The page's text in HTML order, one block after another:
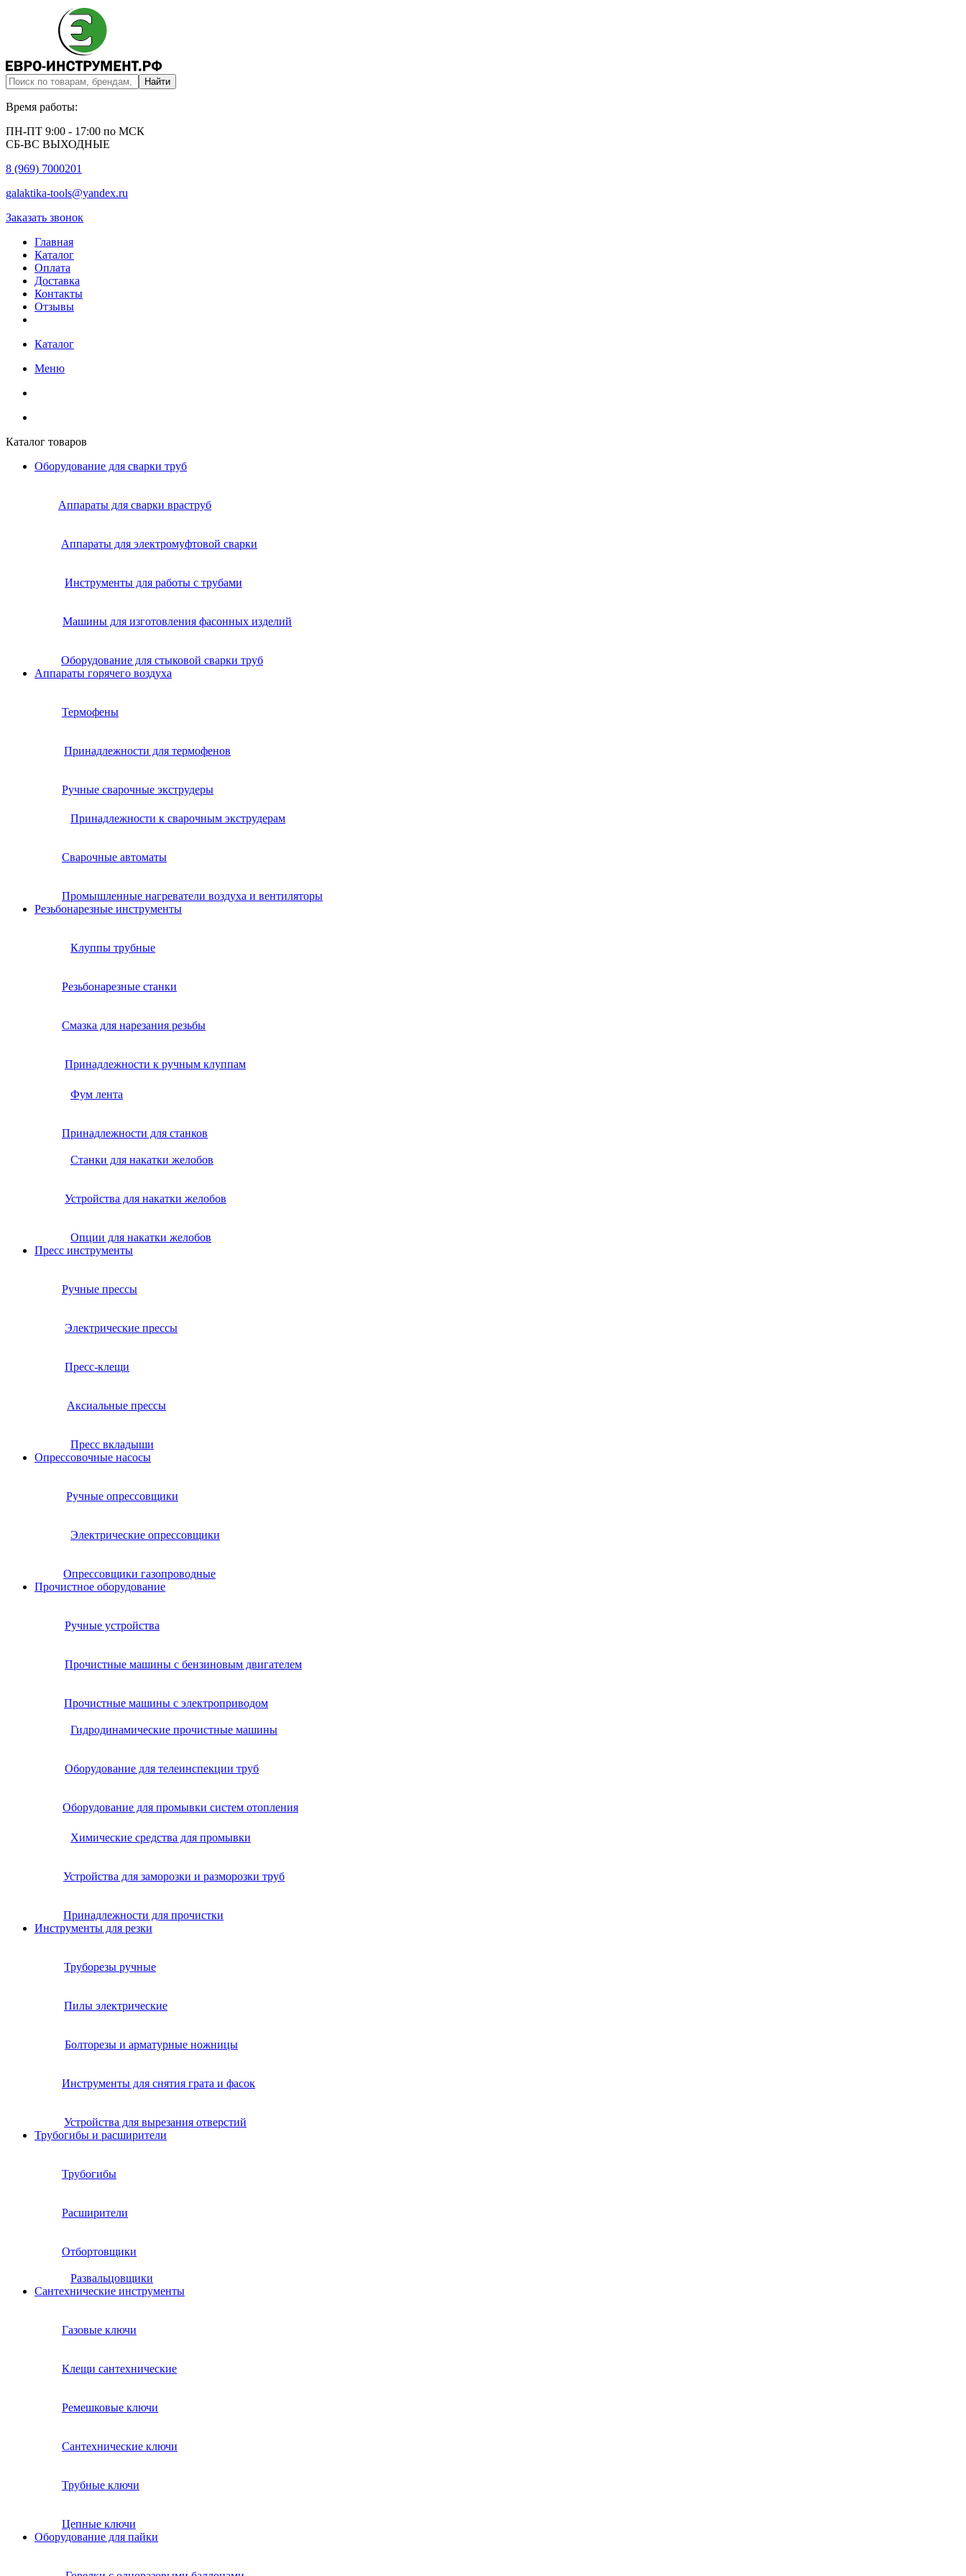
Время работы:
ПН-ПТ 9:00 - 17:00 по МСК
СБ-ВС ВЫХОДНЫЕ
8 (969) 7000201
galaktika-tools@yandex.ru
Заказать звонок
Главная
Каталог
Оплата
Доставка
Контакты
Отзывы
Каталог
Меню
Каталог товаров
Оборудование для сварки труб
Аппараты для сварки враструб
Аппараты для электромуфтовой сварки
Инструменты для работы с трубами
Машины для изготовления фасонных изделий
Оборудование для стыковой сварки труб
Аппараты горячего воздуха
Термофены
Принадлежности для термофенов
Ручные сварочные экструдеры
Принадлежности к сварочным экструдерам
Сварочные автоматы
Промышленные нагреватели воздуха и вентиляторы
Резьбонарезные инструменты
Клуппы трубные
Резьбонарезные станки
Смазка для нарезания резьбы
Принадлежности к ручным клуппам
Фум лента
Принадлежности для станков
Станки для накатки желобов
Устройства для накатки желобов
Опции для накатки желобов
Пресс инструменты
Ручные прессы
Электрические прессы
Пресс-клещи
Аксиальные прессы
Пресс вкладыши
Опрессовочные насосы
Ручные опрессовщики
Электрические опрессовщики
Опрессовщики газопроводные
Прочистное оборудование
Ручные устройства
Прочистные машины с бензиновым двигателем
Прочистные машины с электроприводом
Гидродинамические прочистные машины
Оборудование для телеинспекции труб
Оборудование для промывки систем отопления
Химические средства для промывки
Устройства для заморозки и разморозки труб
Принадлежности для прочистки
Инструменты для резки
Труборезы ручные
Пилы электрические
Болторезы и арматурные ножницы
Инструменты для снятия грата и фасок
Устройства для вырезания отверстий
Трубогибы и расширители
Трубогибы
Расширители
Отбортовщики
Развальцовщики
Сантехнические инcтрументы
Газовые ключи
Клещи сантехнические
Ремешковые ключи
Сантехнические ключи
Трубные ключи
Цепные ключи
Оборудование для пайки